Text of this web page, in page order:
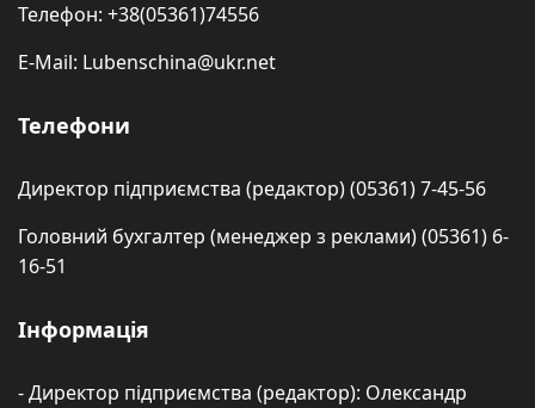
Телефон: +38(05361)74556
E-Mail: Lubenschina@ukr.net
Телефони
Директор підприємства (редактор) (05361) 7-45-56
Головний бухгалтер (менеджер з реклами) (05361) 6-
16-51
Інформація
- Директор підприємства (редактор): Олександр